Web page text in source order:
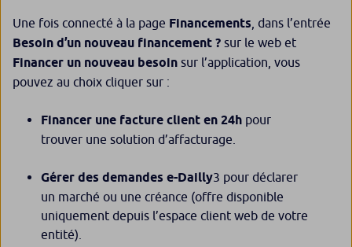
Une fois connecté à la page Financements , dans l’entrée
Besoin d’un nouveau financement ? sur le web et
Financer un nouveau besoin sur l’application, vous
pouvez au choix cliquer sur :
Financer une facture client en 24h pour
trouver une solution d’affacturage.
Gérer des demandes e-Dailly3 pour déclarer
un marché ou une créance (offre disponible
uniquement depuis l’espace client web de votre
entité).